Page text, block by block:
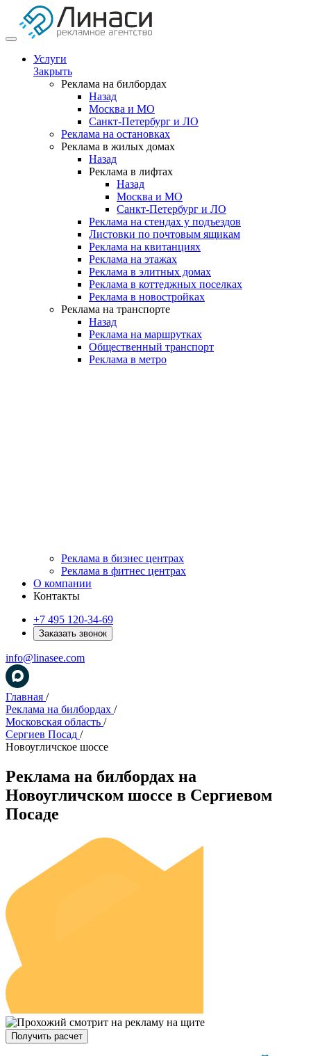
Услуги
Закрыть
Реклама на билбордах
Назад
Москва и МО
Санкт-Петербург и ЛО
Реклама на остановках
Реклама в жилых домах
Назад
Реклама в лифтах
Назад
Москва и МО
Санкт-Петербург и ЛО
Реклама на стендах у подъездов
Листовки по почтовым ящикам
Реклама на квитанциях
Реклама на этажах
Реклама в элитных домах
Реклама в коттеджных поселках
Реклама в новостройках
Реклама на транспорте
Назад
Реклама на маршрутках
Общественный транспорт
Реклама в метро
Реклама в бизнес центрах
Реклама в фитнес центрах
О компании
Контакты
+7 495 120-34-69
Заказать звонок
info@linasee.com
Главная /
Реклама на билбордах /
Московская область /
Сергиев Посад /
Новоугличское шоссе
Реклама на билбордах на
Новоугличском шоссе в Сергиевом
Посаде
Получить расчет